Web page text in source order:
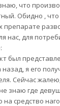
что
Обидно ,
препарате
нас, для
был
я его
Сейчас
знаю где
на средство